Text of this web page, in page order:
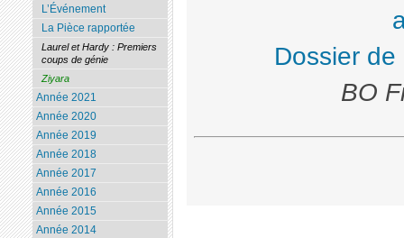
Dossier de
BO
L’Événement
La Pièce rapportée
Laurel et Hardy : Premiers
coups de génie
Ziyara
Année 2021
Année 2020
Année 2019
Année 2018
Année 2017
Année 2016
Année 2015
Année 2014